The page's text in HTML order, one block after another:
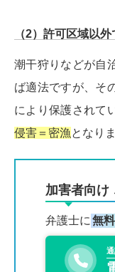
（2）許可区域以
潮干狩りなどが自
ば適法ですが、そ
により保護されて
侵害＝密漁となり
加害者向け
弁護士に 無